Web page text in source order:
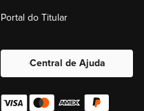
Portal do Titular
Central de Ajuda